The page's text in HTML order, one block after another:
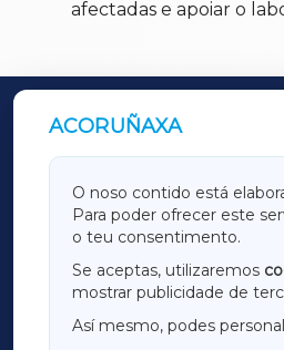
afectadas e apoiar o
ACORUÑAXA
O noso contido está
Para poder ofrecer este
o teu consentimento.
Se aceptas, utilizaremos
mostrar publicidade de
Así mesmo, podes
OUTROS
GALICIAXA
AMARIÑAXA
OURENSEXA